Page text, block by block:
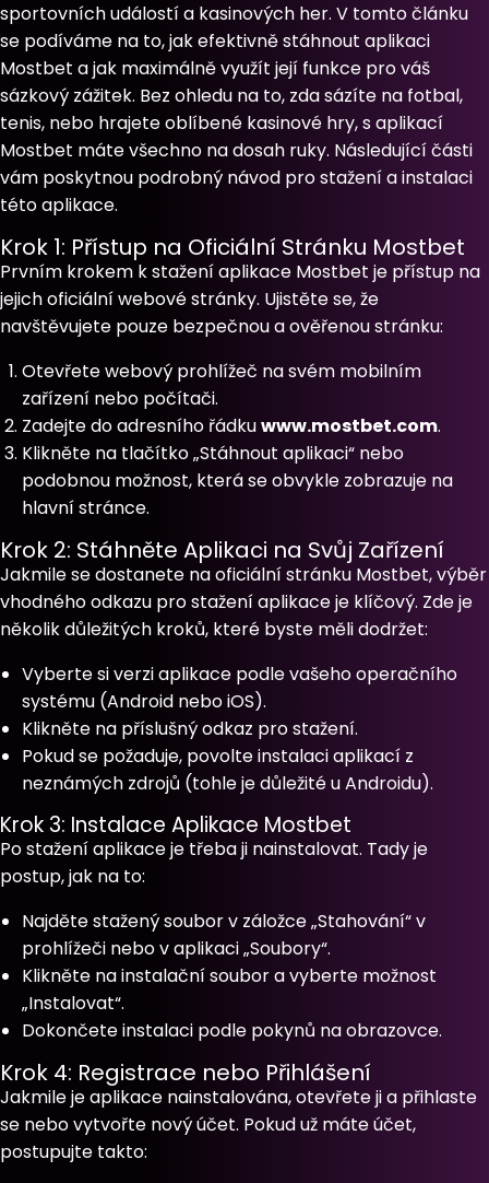
sportovních událostí a kasinových her. V tomto článku
se podíváme na to, jak efektivně stáhnout aplikaci
Mostbet a jak maximálně využít její funkce pro váš
sázkový zážitek. Bez ohledu na to, zda sázíte na fotbal,
tenis, nebo hrajete oblíbené kasinové hry, s aplikací
Mostbet máte všechno na dosah ruky. Následující části
vám poskytnou podrobný návod pro stažení a instalaci
této aplikace.
Krok 1: Přístup na Oficiální Stránku Mostbet
Prvním krokem k stažení aplikace Mostbet je přístup na
jejich oficiální webové stránky. Ujistěte se, že
navštěvujete pouze bezpečnou a ověřenou stránku:
Otevřete webový prohlížeč na svém mobilním
zařízení nebo počítači.
Zadejte do adresního řádkuwww.mostbet.com.
Klikněte na tlačítko „Stáhnout aplikaci“ nebo
podobnou možnost, která se obvykle zobrazuje na
hlavní stránce.
Krok 2: Stáhněte Aplikaci na Svůj Zařízení
Jakmile se dostanete na oficiální stránku Mostbet, výběr
vhodného odkazu pro stažení aplikace je klíčový. Zde je
několik důležitých kroků, které byste měli dodržet:
Vyberte si verzi aplikace podle vašeho operačního
systému (Android nebo iOS).
Klikněte na příslušný odkaz pro stažení.
Pokud se požaduje, povolte instalaci aplikací z
neznámých zdrojů (tohle je důležité u Androidu).
Krok 3: Instalace Aplikace Mostbet
Po stažení aplikace je třeba ji nainstalovat. Tady je
postup, jak na to:
Najděte stažený soubor v záložce „Stahování“ v
prohlížeči nebo v aplikaci „Soubory“.
Klikněte na instalační soubor a vyberte možnost
„Instalovat“.
Dokončete instalaci podle pokynů na obrazovce.
Krok 4: Registrace nebo Přihlášení
Jakmile je aplikace nainstalována, otevřete ji a přihlaste
se nebo vytvořte nový účet. Pokud už máte účet,
postupujte takto: